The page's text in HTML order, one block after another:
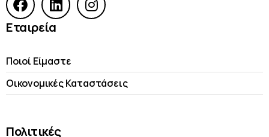
Εταιρεία
Ποιοί Είμαστε
Οικονομικές Kαταστάσεις
Πολιτικές